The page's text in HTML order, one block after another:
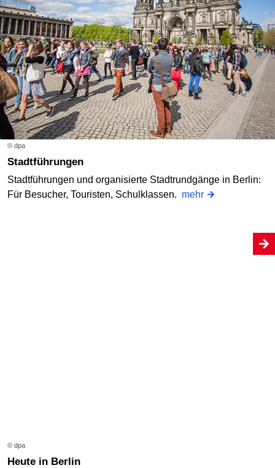
© dpa
Stadtführungen
Stadtführungen und organisierte Stadtrundgänge in Berlin:
Für Besucher, Touristen, Schulklassen. mehr
© dpa
Heute in Berlin